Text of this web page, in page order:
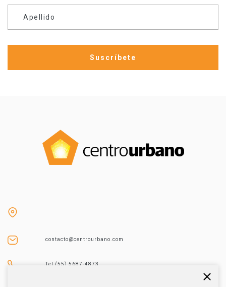
Apellido
contacto@centrourbano.com
Tel (55) 5687-4873